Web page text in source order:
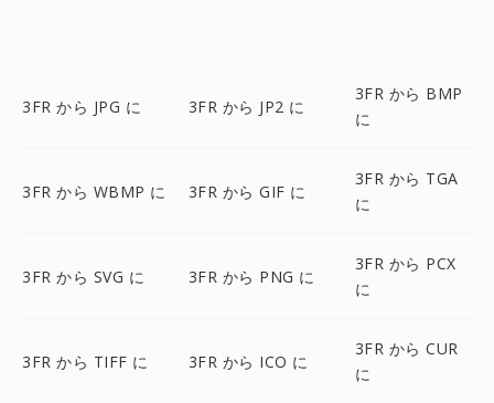
3FR から JPG に 3FR から JP2 に
3FR から BMP
に
3FR から WBMP に 3FR から GIF に
3FR から TGA
に
3FR から SVG に 3FR から PNG に
3FR から PCX
に
3FR から TIFF に 3FR から ICO に
3FR から CUR
に